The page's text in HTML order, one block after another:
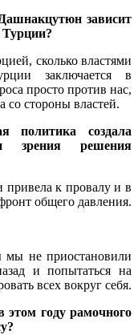
зависит
Турции?
сколько властями
заключается в
просто против нас,
со стороны властей.
политика создала
зрения решения
привела к провалу и в
общего давления.
мы не приостановили
и попытаться на
всех вокруг себя.
году рамочного